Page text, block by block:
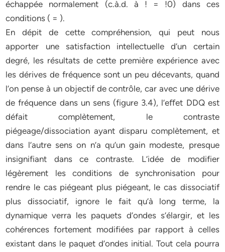
échappée normalement (c.à.d. à ! = !0) dans ces
conditions ( = ).
En dépit de cette compréhension, qui peut nous
apporter une satisfaction intellectuelle d’un certain
degré, les résultats de cette première expérience avec
les dérives de fréquence sont un peu décevants, quand
l’on pense à un objectif de contrôle, car avec une dérive
de fréquence dans un sens (figure 3.4), l’eﬀet DDQ est
défait complètement, le contraste
piégeage/dissociation ayant disparu complètement, et
dans l’autre sens on n’a qu’un gain modeste, presque
insignifiant dans ce contraste. L’idée de modifier
légèrement les conditions de synchronisation pour
rendre le cas piégeant plus piégeant, le cas dissociatif
plus dissociatif, ignore le fait qu’à long terme, la
dynamique verra les paquets d’ondes s’élargir, et les
cohérences fortement modifiées par rapport à celles
existant dans le paquet d’ondes initial. Tout cela pourra